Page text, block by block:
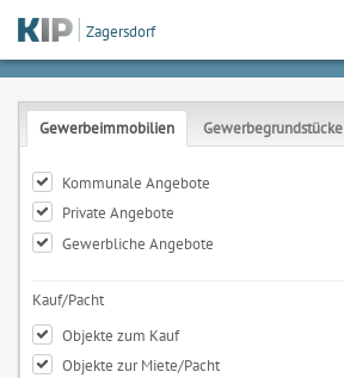
Zagersdorf
Gewerbeimmobilien Gewerbegrundstücke
Kommunale Angebote
Private Angebote
Gewerbliche Angebote
Kauf/Pacht
Objekte zum Kauf
Objekte zur Miete/Pacht